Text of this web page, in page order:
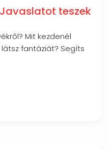
Javaslatot teszek
Mit kezdenél
fantáziát? Segíts